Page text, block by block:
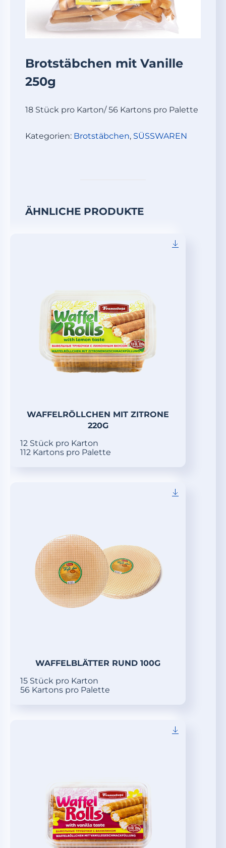
Brotstäbchen mit Vanille
250g
18 Stück pro Karton/ 56 Kartons pro Palette
Kategorien: Brotstäbchen, SÜSSWAREN
ÄHNLICHE PRODUKTE
WAFFELRÖLLCHEN MIT ZITRONE
220G
12 Stück pro Karton
112 Kartons pro Palette
WAFFELBLÄTTER RUND 100G
15 Stück pro Karton
56 Kartons pro Palette